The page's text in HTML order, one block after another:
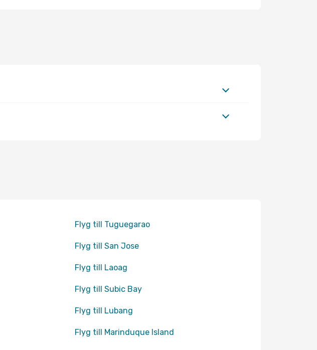
Flyg till Tuguegarao
Flyg till San Jose
Flyg till Laoag
Flyg till Subic Bay
Flyg till Lubang
Flyg till Marinduque Island